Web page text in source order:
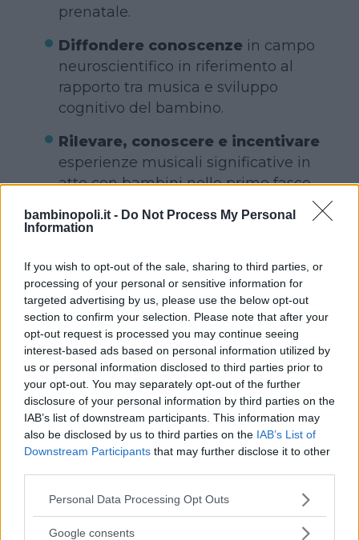
bambinopoli.it - Do Not Process My Personal
Information
If you wish to opt-out of the sale, sharing to third parties, or
processing of your personal or sensitive information for
targeted advertising by us, please use the below opt-out
section to confirm your selection. Please note that after your
opt-out request is processed you may continue seeing
interest-based ads based on personal information utilized by
us or personal information disclosed to third parties prior to
your opt-out. You may separately opt-out of the further
disclosure of your personal information by third parties on the
IAB’s list of downstream participants. This information may
also be disclosed by us to third parties on the IAB’s List of
Downstream Participants that may further disclose it to other
Please note that this website/app uses one or more Google
not limited to your visit or usage behaviour. You may click to
Personal Data Processing Opt Outs
Google consents
prenatale.
Diffondere conoscenze in campo
neuroscientifico in riferimento al
rapporto tra musica e sviluppo
cognitivo del bambino.
Rilevare, conoscere e incentivare
esperienze musicali significative in
atto con bambini nelle prime fasce
opportunità di divulgazione della
Il progetto nasce dalla convinzione
chela musica svolga un ruolo
centrale nella formazione di un
individuoe sia in grado di agire
sugli strati più profondi della psiche
riuscendo in questo modo a
sviluppare le potenzialità espressive
e creative della persona.
In età infantile, poi, la musica è lo
strumento chiave per aiutare i
piccoli a entrare facilmente in
contatto con gli altri e con
l’ambiente circostante, attraverso il
gioco e il divertimento. Sembra,